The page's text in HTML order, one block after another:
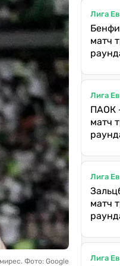
Фото: Google
Лига
матч
Лига
ПАОК
матч
Лига
матч
Лига